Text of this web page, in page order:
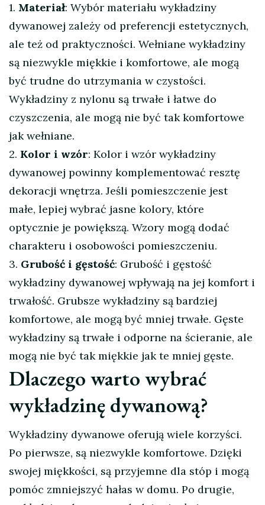
1. Materiał: Wybór materiału wykładziny
dywanowej zależy od preferencji estetycznych,
ale też od praktyczności. Wełniane wykładziny
są niezwykle miękkie i komfortowe, ale mogą
być trudne do utrzymania w czystości.
Wykładziny z nylonu są trwałe i łatwe do
czyszczenia, ale mogą nie być tak komfortowe
jak wełniane.
2. Kolor i wzór: Kolor i wzór wykładziny
dywanowej powinny komplementować resztę
dekoracji wnętrza. Jeśli pomieszczenie jest
małe, lepiej wybrać jasne kolory, które
optycznie je powiększą. Wzory mogą dodać
charakteru i osobowości pomieszczeniu.
3. Grubość i gęstość: Grubość i gęstość
wykładziny dywanowej wpływają na jej komfort i
trwałość. Grubsze wykładziny są bardziej
komfortowe, ale mogą być mniej trwałe. Gęste
wykładziny są trwałe i odporne na ścieranie, ale
mogą nie być tak miękkie jak te mniej gęste.
Dlaczego warto wybrać
wykładzinę dywanową?
Wykładziny dywanowe oferują wiele korzyści.
Po pierwsze, są niezwykle komfortowe. Dzięki
swojej miękkości, są przyjemne dla stóp i mogą
pomóc zmniejszyć hałas w domu. Po drugie,